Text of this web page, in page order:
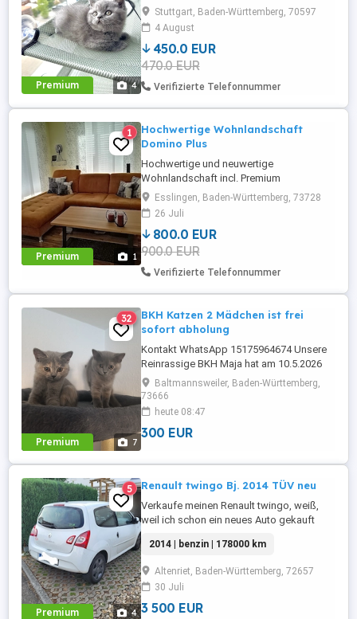
Premium 4
Kitten sind Abholbereit. Dazu sind Sie 2
mal entwurmt, sozialisiert, verspielt und
Stubenrein. Die kleinen sind total
verschmust und lieben den Kontakt zu
Menschen. 1. Kitten, kurzhaarig, orangene
Augenfarbe und eine ...
Stuttgart, Baden-Württemberg, 70597
4 August
450.0 EUR
470.0 EUR
Verifizierte Telefonnummer
Premium 1
1
Hochwertige Wohnlandschaft
Domino Plus
Hochwertige und neuwertige
Wohnlandschaft incl. Premium
Fleckenschutz, Farbe Curry, B H T 250 85
190 cm, Sitztiefenverstellung der zwei
Einzelsitze, Sitzpolsterung Federkern,
Rücken Originalbezug. Farbe erscheint im
Original heller. Nur gegen Barzahlung und
Selbstabholung aus dem Erdgeschoss
Esslingen, Baden-Württemberg, 73728
26 Juli
800.0 EUR
900.0 EUR
Verifizierte Telefonnummer
Premium 7
32
BKH Katzen 2 Mädchen ist frei
sofort abholung
Kontakt WhatsApp 15175964674 Unsere
Reinrassige BKH Maja hat am 10.5.2026
wundervolle Kitten zur Welt gebracht.
Papa ist ein Reinrassiger BKH Farbe Grau.
Mamakatze und Papakatze sind reine
untersucht,sind gesund und es liegen
super ...
Baltmannsweiler, Baden-Württemberg,
73666
heute 08:47
300 EUR
Premium 4
5 Renault twingo Bj. 2014 TÜV neu
Verkaufe meinen Renault twingo, weiß,
weil ich schon ein neues Auto gekauft
tadellos, sehr zuverlässiges Auto, bin sehr
zufrieden, möchte aber nicht zwei Autos
weiterhin finanzieren. Er hatte regelmäßig
Service, habe alle Reparaturen des
Autohauses der letzten ...
2014 | benzin | 178000 km
Altenriet, Baden-Württemberg, 72657
30 Juli
3 500 EUR